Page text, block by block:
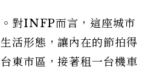
對INFP而言，這座城市
活形態，讓內在的節拍得
東市區，接著租一台機車